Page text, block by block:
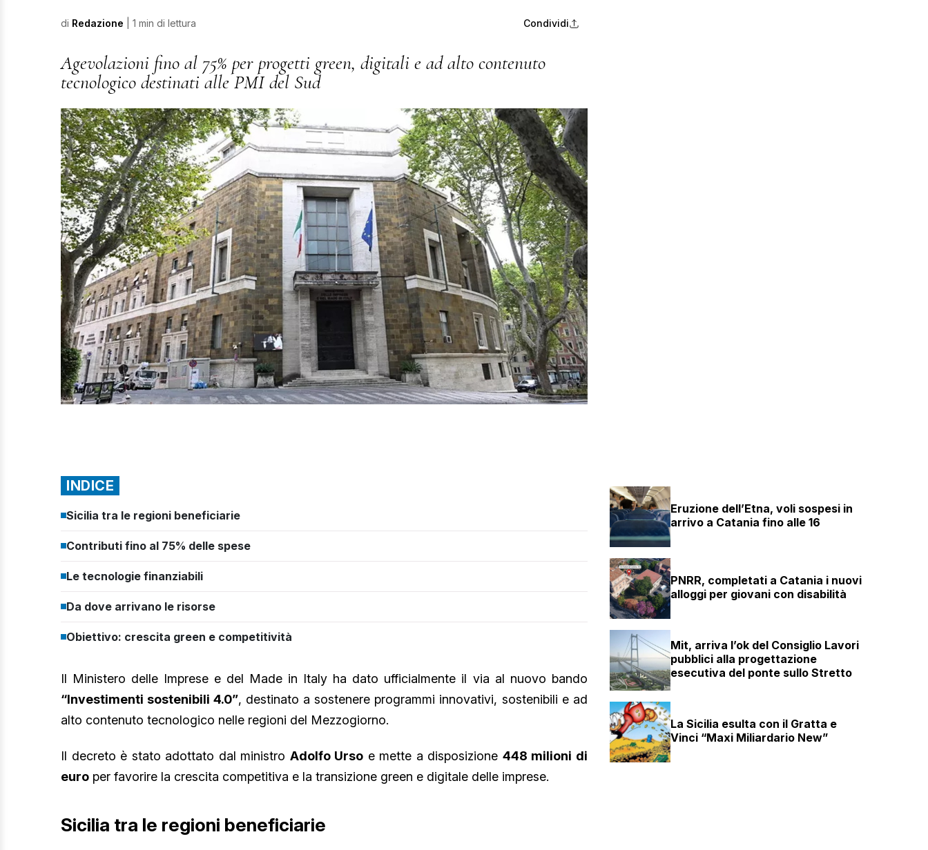
di Redazione | 1 min di lettura Condividi
Agevolazioni fino al 75% per progetti green, digitali e ad alto contenuto
tecnologico destinati alle PMI del Sud
INDICE
Sicilia tra le regioni beneficiarie
Contributi fino al 75% delle spese
Le tecnologie finanziabili
Da dove arrivano le risorse
Obiettivo: crescita green e competitività
Il Ministero delle Imprese e del Made in Italy ha dato ufficialmente il via al nuovo bando
“Investimenti sostenibili 4.0”, destinato a sostenere programmi innovativi, sostenibili e ad
alto contenuto tecnologico nelle regioni del Mezzogiorno.
Il decreto è stato adottato dal ministro Adolfo Urso e mette a disposizione 448 milioni di
euro per favorire la crescita competitiva e la transizione green e digitale delle imprese.
Sicilia tra le regioni beneficiarie
Eruzione dell’Etna, voli sospesi in
arrivo a Catania fino alle 16
PNRR, completati a Catania i nuovi
alloggi per giovani con disabilità
Mit, arriva l’ok del Consiglio Lavori
pubblici alla progettazione
esecutiva del ponte sullo Stretto
La Sicilia esulta con il Gratta e
Vinci “Maxi Miliardario New”